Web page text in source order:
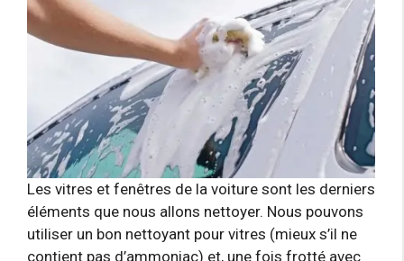
Les vitres et fenêtres de la voiture sont les derniers
éléments que nous allons nettoyer. Nous pouvons
utiliser un bon nettoyant pour vitres (mieux s’il ne
contient pas d’ammoniac) et, une fois frotté avec